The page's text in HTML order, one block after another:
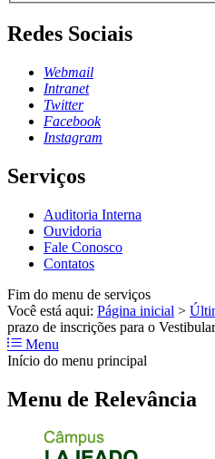
Redes Sociais
Webmail
Intranet
Twitter
Facebook
Instagram
Serviços
Auditoria Interna
Ouvidoria
Fale Conosco
Contatos
Fim do menu de serviços
Você está aqui: Página inicial >
prazo de inscrições para o
Menu
Início do menu principal
Menu de Relevância